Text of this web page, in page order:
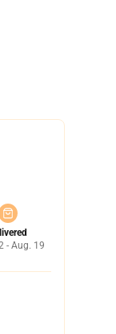
- Aug. 19